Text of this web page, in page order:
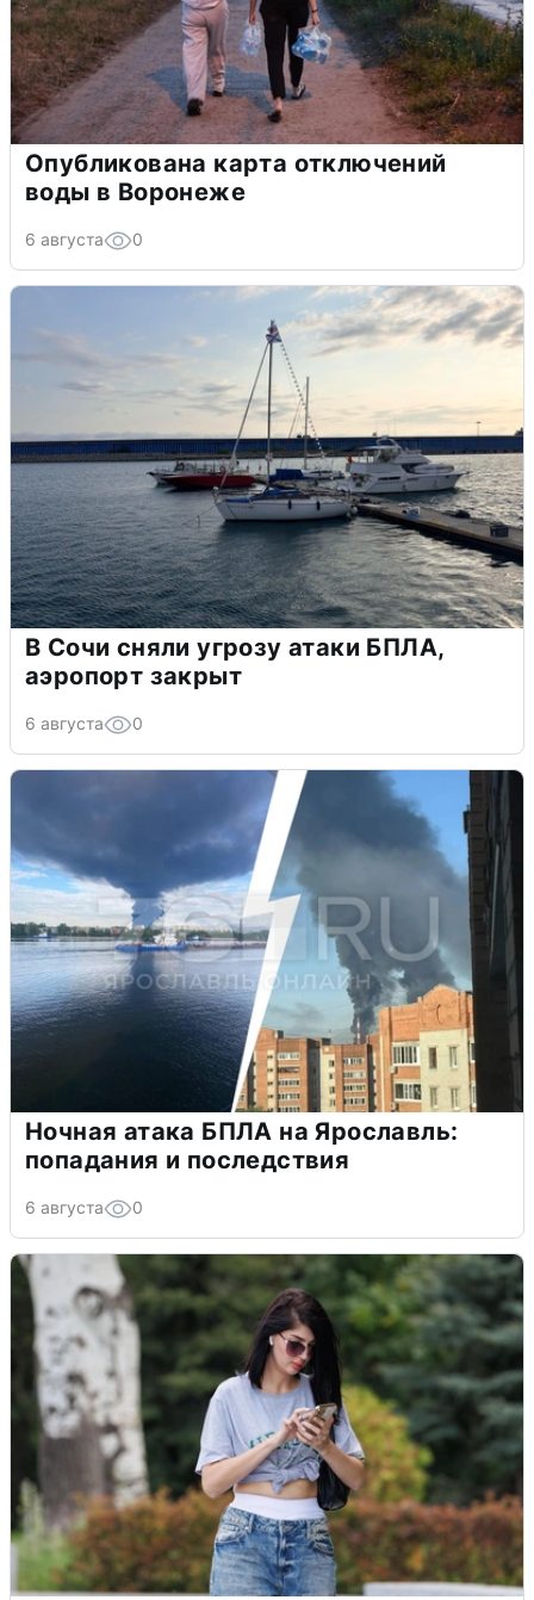
Опубликована карта отключений
воды в Воронеже
6 августа 0
В Сочи сняли угрозу атаки БПЛА,
аэропорт закрыт
6 августа 0
Ночная атака БПЛА на Ярославль:
попадания и последствия
6 августа 0